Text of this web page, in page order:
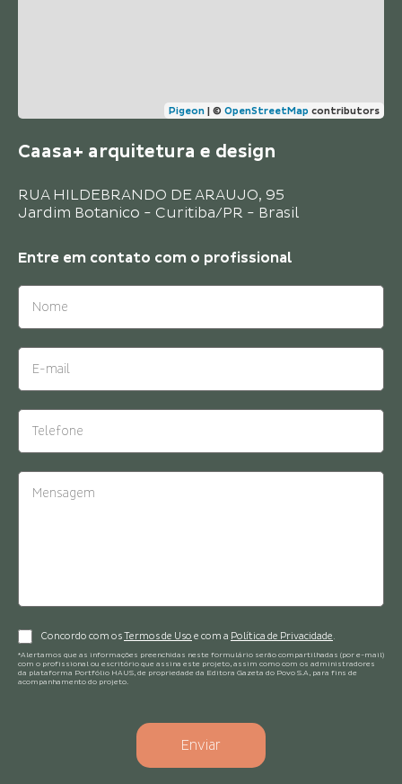
Pigeon © OpenStreetMap contributors
Caasa+ arquitetura e design
RUA HILDEBRANDO DE ARAUJO, 95
Jardim Botanico - Curitiba/PR - Brasil
Entre em contato com o profissional
Concordo com os Termos de Uso e com a Política de Privacidade.
*Alertamos que as informações preenchidas neste formulário serão compartilhadas (por e-mail)
com o profissional ou escritório que assina este projeto, assim como com os administradores
da plataforma Portfólio HAUS, de propriedade da Editora Gazeta do Povo S.A, para fins de
acompanhamento do projeto.
Enviar